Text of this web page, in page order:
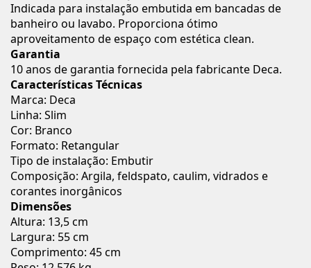
Indicada para instalação embutida em bancadas de
banheiro ou lavabo. Proporciona ótimo
aproveitamento de espaço com estética clean.
Garantia
10 anos de garantia fornecida pela fabricante Deca.
Características Técnicas
Marca: Deca
Linha: Slim
Cor: Branco
Formato: Retangular
Tipo de instalação: Embutir
Composição: Argila, feldspato, caulim, vidrados e
corantes inorgânicos
Dimensões
Altura: 13,5 cm
Largura: 55 cm
Comprimento: 45 cm